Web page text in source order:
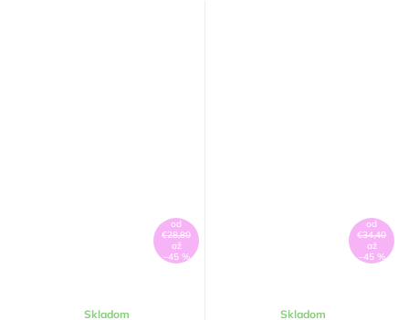
od
€28,80
až
–45 %
Skladom
od
€34,40
až
–45 %
Skladom